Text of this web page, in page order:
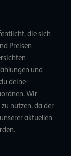
die sich
Preisen
und
deine
Wir
nutzen, da der
aktuellen